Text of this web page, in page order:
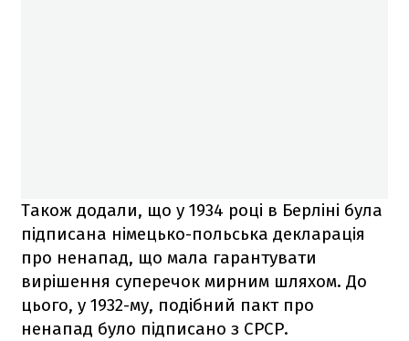
Також додали, що у 1934 році в Берліні була
підписана німецько-польська декларація
про ненапад, що мала гарантувати
вирішення суперечок мирним шляхом. До
цього, у 1932-му, подібний пакт про
ненапад було підписано з СРСР.